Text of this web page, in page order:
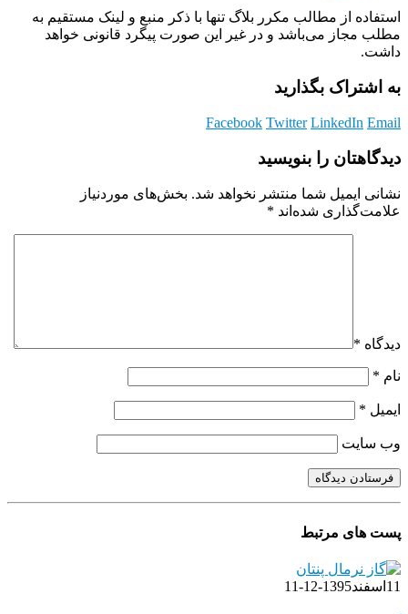
استفاده از مطالب مکرر بلاگ تنها با ذکر منبع و لینک مستقیم به
مطلب مجاز می‌باشد و در غیر این صورت پیگرد قانونی خواهد
داشت.
به اشتراک بگذارید
Facebook Twitter LinkedIn Email
دیدگاهتان را بنویسید
نشانی ایمیل شما منتشر نخواهد شد. بخش‌های موردنیاز
علامت‌گذاری شده‌اند *
دیدگاه *
نام *
ایمیل *
وب‌ سایت
پست های مرتبط
11 اسفند1395-12-11